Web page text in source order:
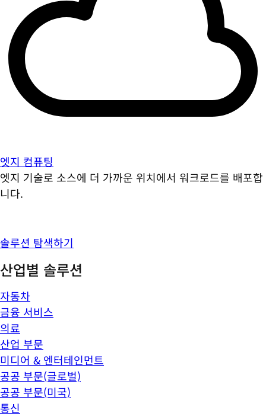
엣지 컴퓨팅
엣지 기술로 소스에 더 가까운 위치에서 워크로드를 배포합
니다.
솔루션 탐색하기
산업별 솔루션
자동차
금융 서비스
의료
산업 부문
미디어 & 엔터테인먼트
공공 부문(글로벌)
공공 부문(미국)
통신